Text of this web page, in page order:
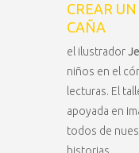
CREAR
CAÑA
el ilustrador
niños en el
lecturas. El
apoyada en
todos de